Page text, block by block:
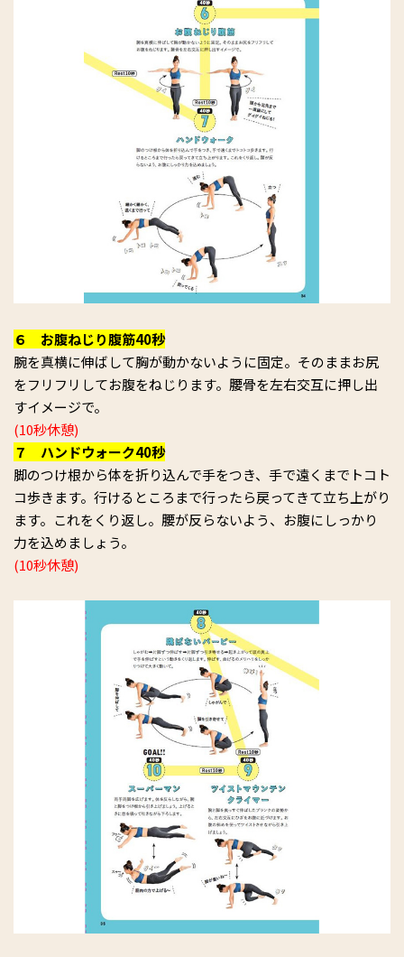
６ お腹ねじり腹筋40秒
腕を真横に伸ばして胸が動かないように固定。そのままお尻
をフリフリしてお腹をねじります。腰骨を左右交互に押し出
すイメージで。
(10秒休憩)
７ ハンドウォーク40秒
脚のつけ根から体を折り込んで手をつき、手で遠くまでトコト
コ歩きます。行けるところまで行ったら戻ってきて立ち上がり
ます。これをくり返し。腰が反らないよう、お腹にしっかり
力を込めましょう。
(10秒休憩)